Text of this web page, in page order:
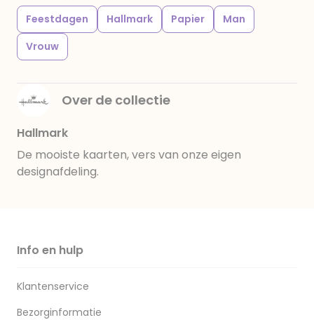
Feestdagen Hallmark Papier
Man
Vrouw
Over de collectie
Hallmark
De mooiste kaarten, vers van onze eigen
designafdeling.
Info en hulp
Klantenservice
Bezorginformatie